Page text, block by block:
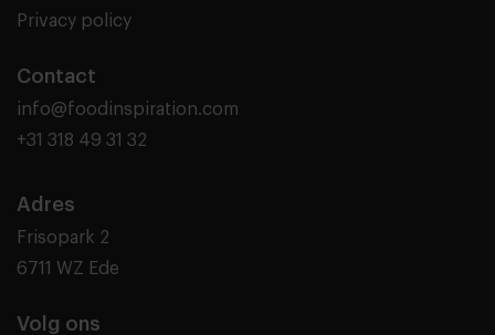
Privacy policy
Contact
info@foodinspiration.com
+31 318 49 31 32
Adres
Frisopark 2
6711 WZ Ede
Volg ons